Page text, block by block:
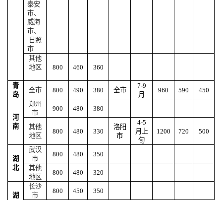
泰安
市、
威海
市、
日照
市
其他
地区
800 460 360
青
岛
全市 800 490 380 全市
7-9
月
960 590 450
河
南
郑州
市
900 480 380
其他
地区
800 480 330
洛阳
市
4-5
月上
旬
1200 720 500
湖
北
武汉
市
800 480
350
其他
地区
800 480 320
湖
长沙
市
800 450
350